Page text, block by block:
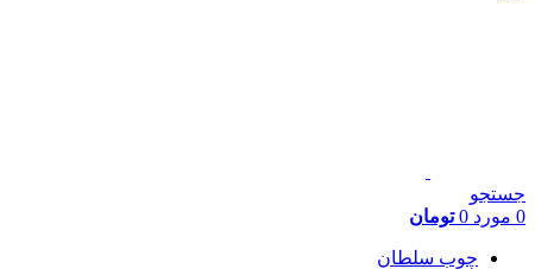
جستجو
0 مورد 0 تومان
چوب سلطان